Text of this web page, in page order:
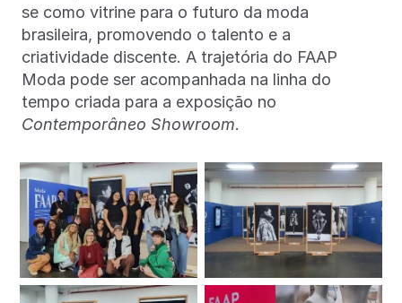
se como vitrine para o futuro da moda
brasileira, promovendo o talento e a
criatividade discente. A trajetória do FAAP
Moda pode ser acompanhada na linha do
tempo criada para a exposição no
Contemporâneo Showroom.